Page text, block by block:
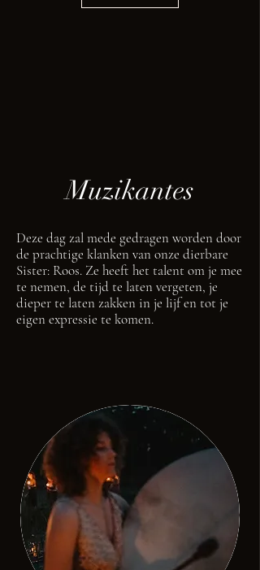
Muzikantes
Deze dag zal mede gedragen worden door
de prachtige klanken van onze dierbare
Sister: Roos. Ze heeft het talent om je mee
te nemen, de tijd te laten vergeten, je
dieper te laten zakken in je lijf en tot je
eigen expressie te komen.